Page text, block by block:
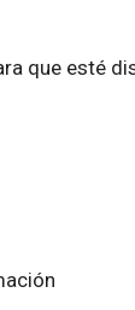
que esté